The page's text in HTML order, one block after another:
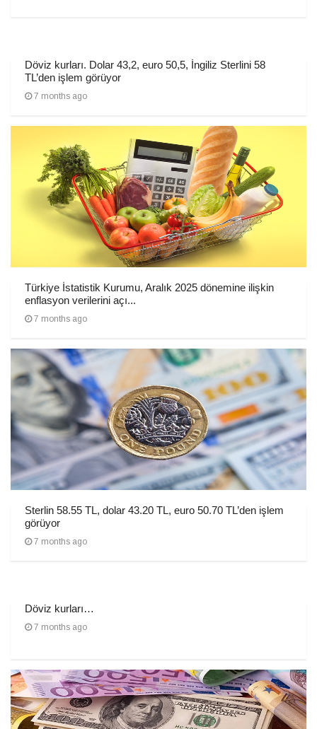
Döviz kurları. Dolar 43,2, euro 50,5, İngiliz Sterlini 58
TL’den işlem görüyor
7 months ago
Türkiye İstatistik Kurumu, Aralık 2025 dönemine ilişkin
enflasyon verilerini açı...
7 months ago
Sterlin 58.55 TL, dolar 43.20 TL, euro 50.70 TL’den işlem
görüyor
7 months ago
Döviz kurları…
7 months ago